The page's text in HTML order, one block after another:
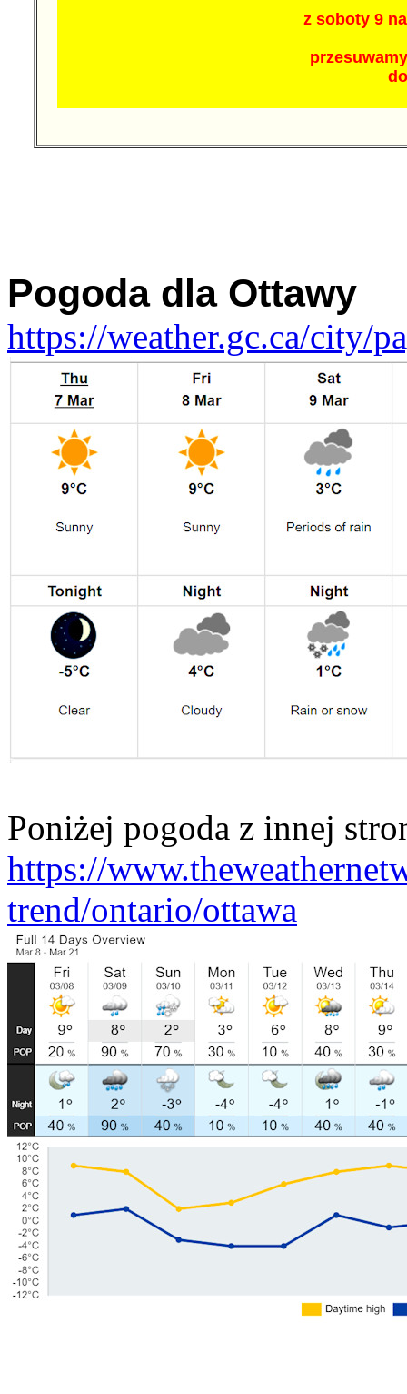
z soboty 9
Pogoda dla Ottawy
https://weather.gc.ca/city/
Poniżej pogoda z innej
https://
trend/ontario/ottawa